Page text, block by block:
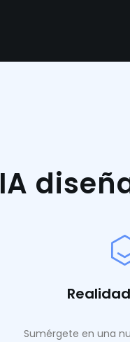
IA
Sumérgete en una